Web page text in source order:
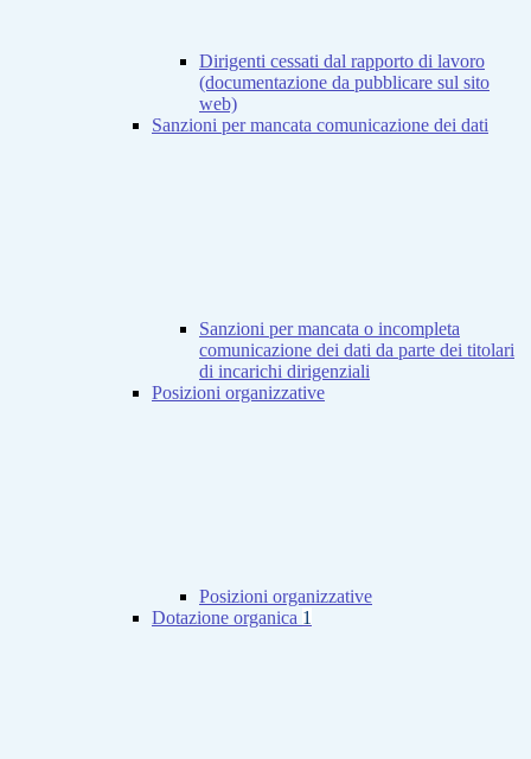
Dirigenti cessati dal rapporto di lavoro
(documentazione da pubblicare sul sito
web)
Sanzioni per mancata comunicazione dei dati
Sanzioni per mancata o incompleta
comunicazione dei dati da parte dei titolari
di incarichi dirigenziali
Posizioni organizzative
Posizioni organizzative
Dotazione organica 1